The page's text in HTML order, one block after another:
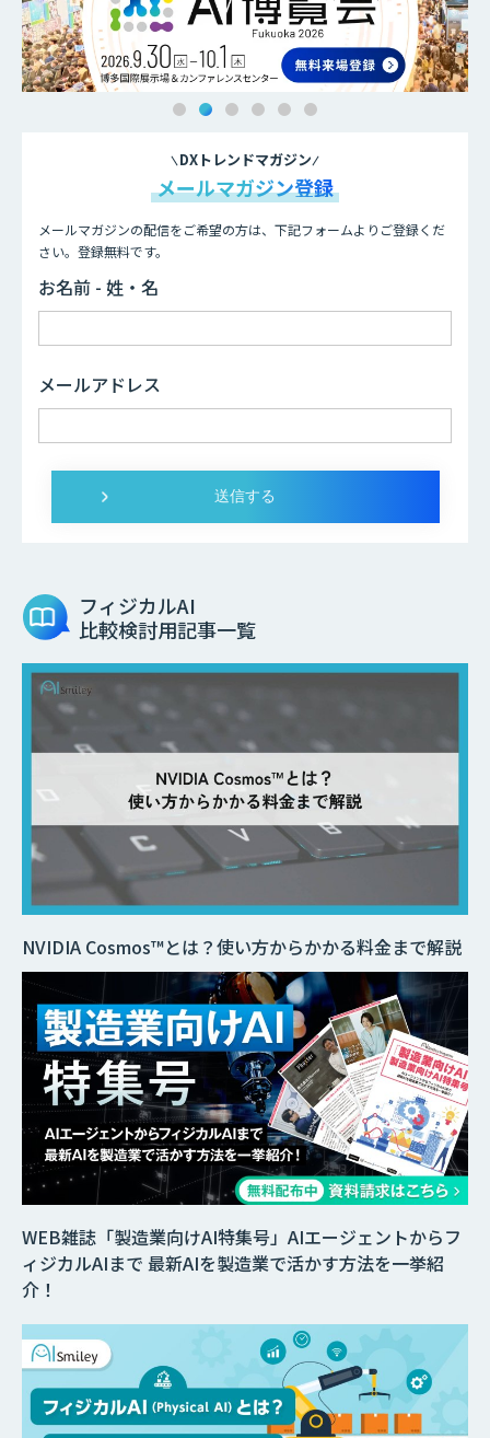
DXトレンドマガジン
メールマガジン登録
メールマガジンの配信をご希望の方は、下記フォームよりご登録くだ
さい。登録無料です。
お名前 - 姓・名
メールアドレス
フィジカルAI
比較検討用記事一覧
WEB雑誌「製造業向けAI特集号」AIエージェントからフ
ィジカルAIまで 最新AIを製造業で活かす方法を一挙紹
介！
NVIDIA Cosmos™とは？使い方からかかる料金まで解説